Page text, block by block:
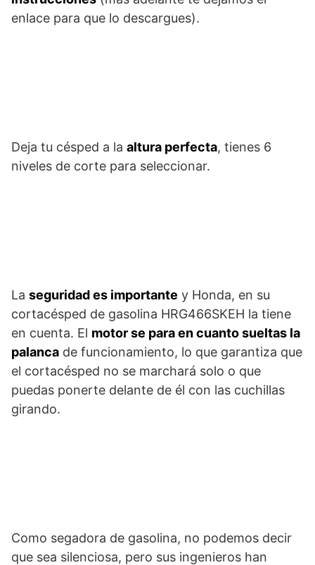
enlace para que lo descargues).
Deja tu césped a la altura perfecta, tienes 6
niveles de corte para seleccionar.
La seguridad es importante y Honda, en su
cortacésped de gasolina HRG466SKEH la tiene
en cuenta. El motor se para en cuanto sueltas la
palanca de funcionamiento, lo que garantiza que
el cortacésped no se marchará solo o que
puedas ponerte delante de él con las cuchillas
girando.
Como segadora de gasolina, no podemos decir
que sea silenciosa, pero sus ingenieros han